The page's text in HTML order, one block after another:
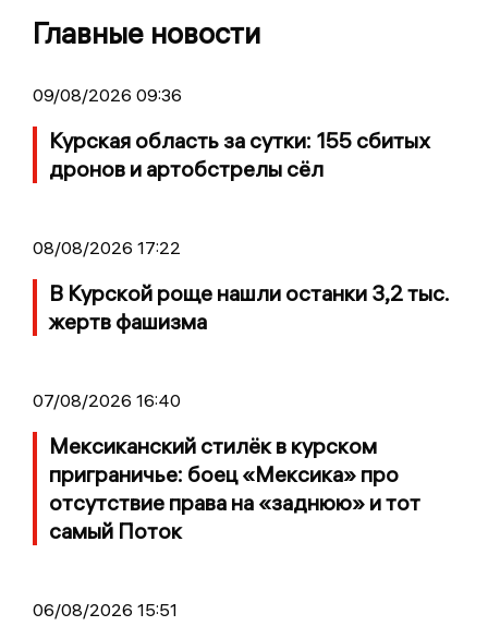
Главные новости
09/08/2026 09:36
Курская область за сутки: 155 сбитых
дронов и артобстрелы сёл
08/08/2026 17:22
В Курской роще нашли останки 3,2 тыс.
жертв фашизма
07/08/2026 16:40
Мексиканский стилёк в курском
приграничье: боец «Мексика» про
отсутствие права на «заднюю» и тот
самый Поток
06/08/2026 15:51